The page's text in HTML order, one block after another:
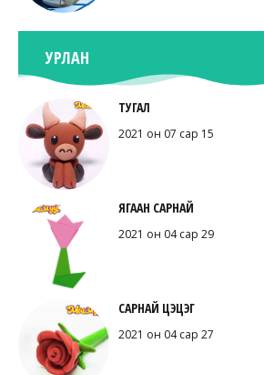
УРЛАН
ТУГАЛ
2021 он 07 сар 15
ЯГААН САРНАЙ
2021 он 04 сар 29
САРНАЙ ЦЭЦЭГ
2021 он 04 сар 27